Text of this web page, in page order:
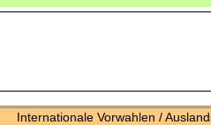
Internationale Vorwahlen /